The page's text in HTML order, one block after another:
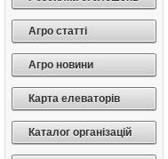
Агро статті
Агро новини
Карта елеваторів
Каталог організацій